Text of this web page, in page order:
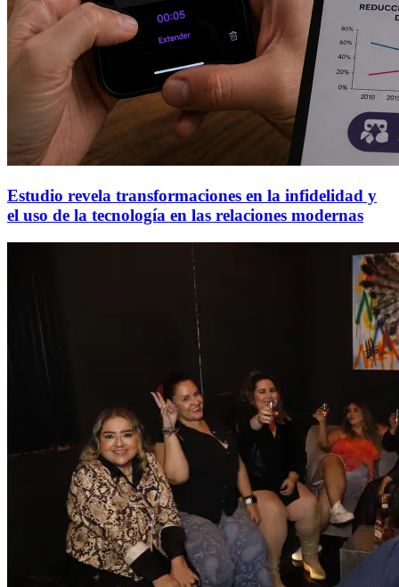
Estudio revela transformaciones en la infidelidad y
el uso de la tecnología en las relaciones modernas